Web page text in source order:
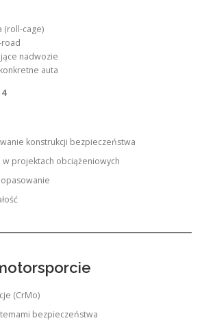
(roll-cage)
nadwozie
auta
konstrukcji bezpieczeństwa
projektach obciążeniowych
(CrMo)
bezpieczeństwa